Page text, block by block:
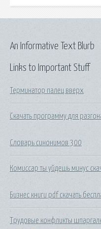
Links to Important Stuff
Терминатор палец вверх
Скачать программу для
Словарь синонимов 300
Комиссар ты уйдешь минус
Бизнес книги pdf скачать
Трудовые конфликты
An Informative Text Blurb